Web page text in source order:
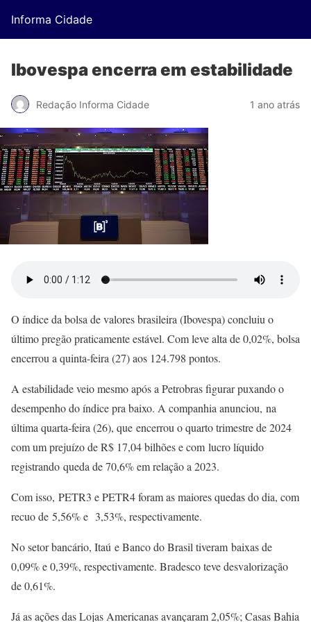
Informa Cidade
Ibovespa encerra em estabilidade
Redação Informa Cidade 1 ano atrás
O índice da bolsa de valores brasileira (Ibovespa) concluiu o
último pregão praticamente estável. Com leve alta de 0,02%, bolsa
encerrou a quinta-feira (27) aos 124.798 pontos.
A estabilidade veio mesmo após a Petrobras figurar puxando o
desempenho do índice pra baixo. A companhia anunciou, na
última quarta-feira (26), que encerrou o quarto trimestre de 2024
com um prejuízo de R$ 17,04 bilhões e com lucro líquido
registrando queda de 70,6% em relação a 2023.
Com isso, PETR3 e PETR4 foram as maiores quedas do dia, com
recuo de 5,56% e 3,53%, respectivamente.
No setor bancário, Itaú e Banco do Brasil tiveram baixas de
0,09% e 0,39%, respectivamente. Bradesco teve desvalorização
de 0,61%.
Já as ações das Lojas Americanas avançaram 2,05%; Casas Bahia